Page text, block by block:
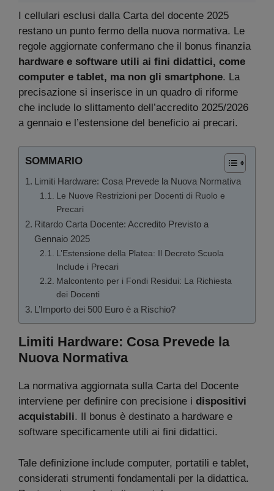
I cellulari esclusi dalla Carta del docente 2025
restano un punto fermo della nuova normativa. Le
regole aggiornate confermano che il bonus finanzia
hardware e software utili ai fini didattici, come
computer e tablet, ma non gli smartphone. La
precisazione si inserisce in un quadro di riforme
che include lo slittamento dell’accredito 2025/2026
a gennaio e l’estensione del beneficio ai precari.
SOMMARIO
Limiti Hardware: Cosa Prevede la Nuova Normativa
Le Nuove Restrizioni per Docenti di Ruolo e
Precari
Ritardo Carta Docente: Accredito Previsto a
Gennaio 2025
L’Estensione della Platea: Il Decreto Scuola
Include i Precari
Malcontento per i Fondi Residui: La Richiesta
dei Docenti
L’Importo dei 500 Euro è a Rischio?
Limiti Hardware: Cosa Prevede la
Nuova Normativa
La normativa aggiornata sulla Carta del Docente
interviene per definire con precisione i dispositivi
acquistabili. Il bonus è destinato a hardware e
software specificamente utili ai fini didattici.
Tale definizione include computer, portatili e tablet,
considerati strumenti fondamentali per la didattica.